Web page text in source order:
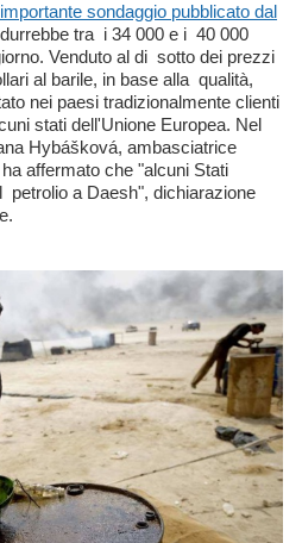
sondaggio pubblicato dal
tra i 34 000 e i 40 000
Venduto al di sotto dei prezzi
al barile, in base alla qualità,
nei paesi tradizionalmente clienti
stati dell'Unione Europea. Nel
Hybášková, ambasciatrice
affermato che "alcuni Stati
petrolio a Daesh", dichiarazione